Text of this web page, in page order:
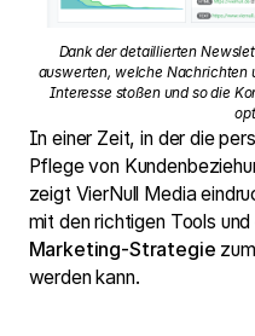
Dank der detaillierten
auswerten, welche Nachrichten
Interesse stoßen und so die
In einer Zeit, in der die
Pflege von
zeigt VierNull Media
mit den richtigen Tools und
Marketing-Strategie
werden kann.